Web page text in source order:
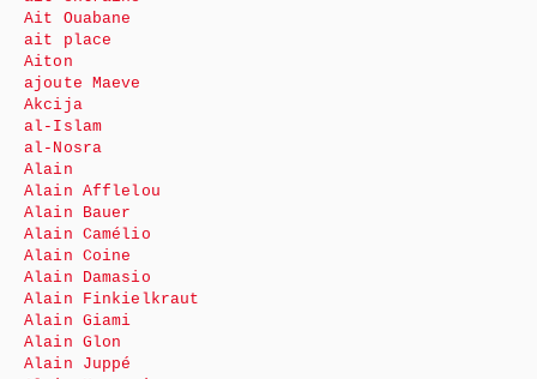
Ait Ouabane
ait place
Aiton
ajoute Maeve
Akcija
al-Islam
al-Nosra
Alain
Alain Afflelou
Alain Bauer
Alain Camélio
Alain Coine
Alain Damasio
Alain Finkielkraut
Alain Giami
Alain Glon
Alain Juppé